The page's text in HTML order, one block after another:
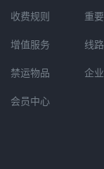
日元（约147元）
上半年第一
ng是来自日本
容化妆品官方
美容器材等产
步，获取转运
么？乐一番为
网站购物后，
服务。）第二
g官网，点击“
收费规则
增值服务
禁运物品
会员中心
重
线
企